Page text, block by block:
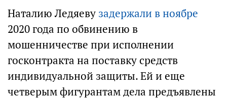
Наталию Ледяеву задержали в ноябре
2020 года по обвинению в
мошенничестве при исполнении
госконтракта на поставку средств
индивидуальной защиты. Ей и еще
четверым фигурантам дела предъявлены